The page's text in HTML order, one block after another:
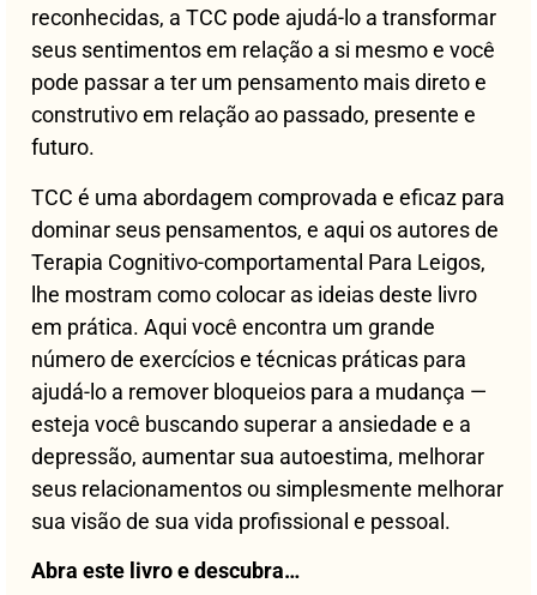
reconhecidas, a TCC pode ajudá-lo a transformar
seus sentimentos em relação a si mesmo e você
pode passar a ter um pensamento mais direto e
construtivo em relação ao passado, presente e
futuro.
TCC é uma abordagem comprovada e eficaz para
dominar seus pensamentos, e aqui os autores de
Terapia Cognitivo-comportamental Para Leigos,
lhe mostram como colocar as ideias deste livro
em prática. Aqui você encontra um grande
número de exercícios e técnicas práticas para
ajudá-lo a remover bloqueios para a mudança —
esteja você buscando superar a ansiedade e a
depressão, aumentar sua autoestima, melhorar
seus relacionamentos ou simplesmente melhorar
sua visão de sua vida profissional e pessoal.
Abra este livro e descubra…